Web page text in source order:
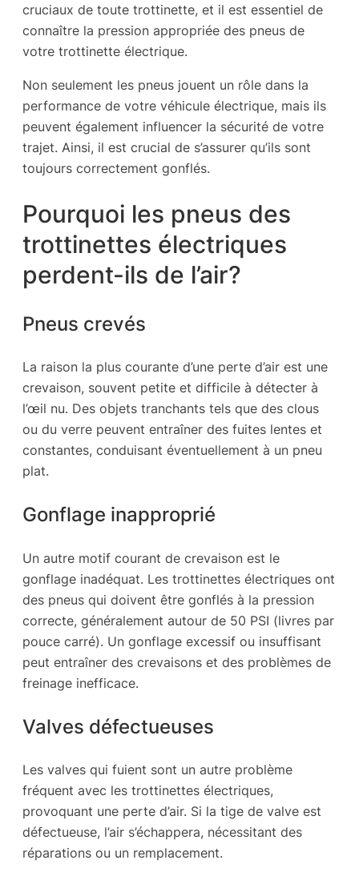
cruciaux de toute trottinette, et il est essentiel de
connaître la pression appropriée des pneus de
votre trottinette électrique.
Non seulement les pneus jouent un rôle dans la
performance de votre véhicule électrique, mais ils
peuvent également influencer la sécurité de votre
trajet. Ainsi, il est crucial de s’assurer qu’ils sont
toujours correctement gonflés.
Pourquoi les pneus des
trottinettes électriques
perdent-ils de l’air?
Pneus crevés
La raison la plus courante d’une perte d’air est une
crevaison, souvent petite et difficile à détecter à
l’œil nu. Des objets tranchants tels que des clous
ou du verre peuvent entraîner des fuites lentes et
constantes, conduisant éventuellement à un pneu
plat.
Gonflage inapproprié
Un autre motif courant de crevaison est le
gonflage inadéquat. Les trottinettes électriques ont
des pneus qui doivent être gonflés à la pression
correcte, généralement autour de 50 PSI (livres par
pouce carré). Un gonflage excessif ou insuffisant
peut entraîner des crevaisons et des problèmes de
freinage inefficace.
Valves défectueuses
Les valves qui fuient sont un autre problème
fréquent avec les trottinettes électriques,
provoquant une perte d’air. Si la tige de valve est
défectueuse, l’air s’échappera, nécessitant des
réparations ou un remplacement.